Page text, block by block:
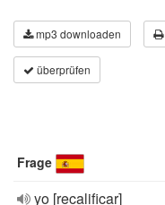
mp3 downloaden
überprüfen
Frage
yo [recalificar]